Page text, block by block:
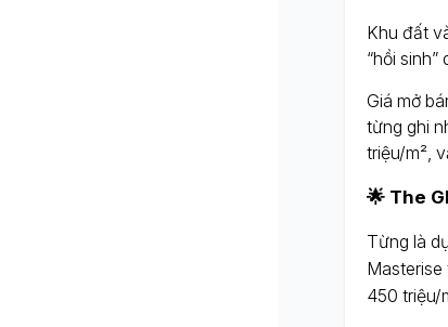
Khu đất
“hồi
Giá mở
từng ghi
triệu/m²,
🌟 The
Từng là
Masterise
450 triệu/